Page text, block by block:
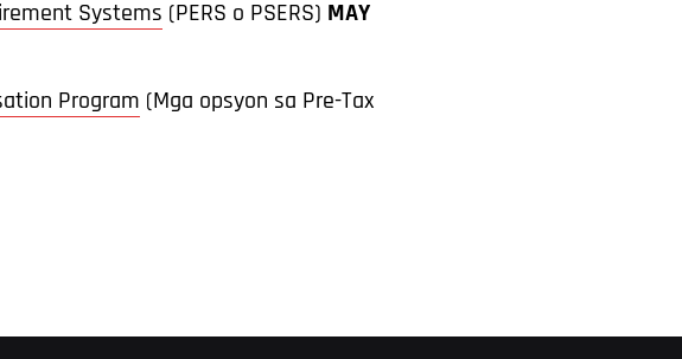
Systems (PERS o PSERS) MAY
Program (Mga opsyon sa Pre-Tax